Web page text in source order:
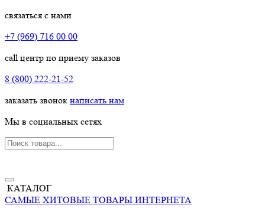
связаться с нами
+7 (969) 716 00 00
call центр по приему заказов
8 (800) 222-21-52
заказать звонок написать нам
Мы в социальных сетях
КАТАЛОГ
САМЫЕ ХИТОВЫЕ ТОВАРЫ ИНТЕРНЕТА